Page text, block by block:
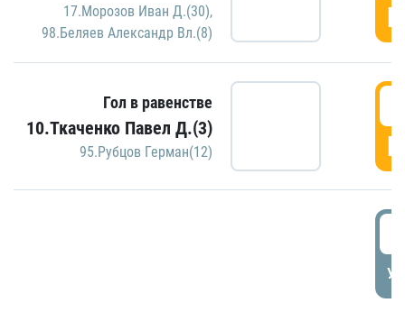
17.Морозов Иван Д.(30),
98.Беляев Александр Вл.(8)
Гол в равенстве
10.Ткаченко Павел Д.(3)
95.Рубцов Герман(12)